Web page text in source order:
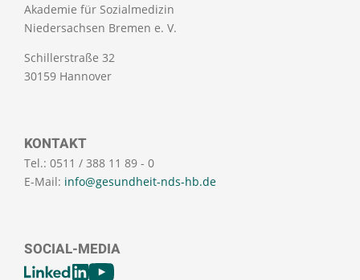
Akademie für Sozialmedizin
Niedersachsen Bremen e. V.
Schillerstraße 32
30159 Hannover
KONTAKT
Tel.: 0511 / 388 11 89 - 0
E-Mail: info@gesundheit-nds-hb.de
SOCIAL-MEDIA
[SOCIALLINKSTITLE]